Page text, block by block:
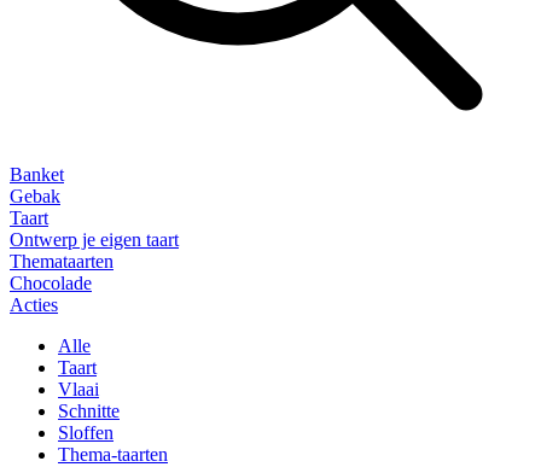
Banket
Gebak
Taart
Ontwerp je eigen taart
Themataarten
Chocolade
Acties
Alle
Taart
Vlaai
Schnitte
Sloffen
Thema-taarten